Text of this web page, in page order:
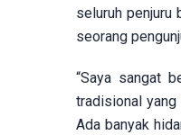
seluruh penjuru
seorang
“Saya sangat
tradisional yang
Ada banyak